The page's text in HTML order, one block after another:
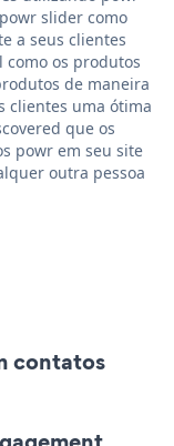
slider como
a seus clientes
os produtos
de maneira
clientes uma ótima
que os
powr em seu site
outra pessoa
contatos